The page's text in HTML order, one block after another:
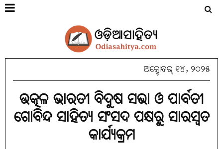
ଅକ୍ଟୋବର୍ ୧୪, ୨୦୨୫
ଉତ୍କଳ ଭାରତୀ ବିଦୁଷ ସଭା ଓ ପାର୍ବତୀ
ଗୋବିନ୍ଦ ସାହିତ୍ୟ ସଂସଦ ପକ୍ଷରୁ ସାରସ୍ୱତ
କାର୍ଯ୍ୟକ୍ରମ